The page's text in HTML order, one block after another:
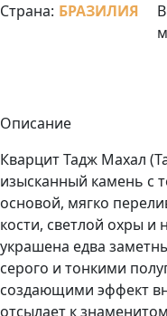
Страна: БРАЗИЛИЯ
Описание
Кварцит Тадж Махал
изысканный камень с
основой, мягко
кости, светлой охры и
украшена едва
серого и тонкими
создающими эффект
отсылает к